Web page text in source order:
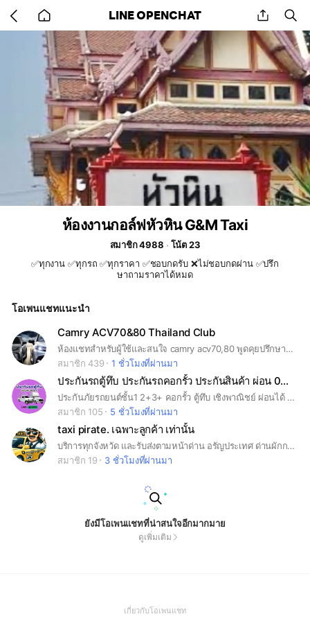
back
to
home
LINE OPENCHAT share
ห้องงานกอล์ฟหัวหิน G&M Taxi
สมาชิก 4988
โน้ต 23
✅ทุกงาน ✅ทุกรถ ✅ทุกราคา ✅ชอบกดรับ ❌ไม่ชอบกดผ่าน ✅ปรึก
ษาถามราคาได้หมด
โอเพนแชทแนะนำ
Camry ACV70&80 Thailand Club
ห้องแชทสำหรับผู้ใช้และสนใจ camry acv70,80 พูดคุยปรึกษาปัญหา และนัดพบปะ
สมาชิก 439
1 ชั่วโมงที่ผ่านมา
ประกันรถตู้ทึบ ประกันรถคอกรั้ว ประกันสินค้า ผ่อน 0% ไม่ใช้บัตร
ประกันภัยรถยนต์ชั้น1 2+3+ คอกรั้ว ตู้ทึบ เชิงพาณิชย์ ผ่อนได้ 10 เดือน ไม่คิดดอกเบี้ย ประกัน2+ ประกันรถ2+ ประกันรถยนต์2+ ประกันรถยนต์ชั้น2+ ประกันรถชั้น2+ ประกันรถตู้ทึบ2+ ประกันรถสองบวก ประกันรถ2พลัส ประกันรถตู้ 2+ ประกันรถ3+ ประกันรถชั้น3 ประกันรถยนต์ชั้น3 ประกันรถเก๋ง ประกันรถรถกระบะ ประกันรถตู้ ผ่อน0% ประกันรถตู้โดยสาร ประกันรถตู้ผ่อนเงินสดไม่ใช้บัตรเครดิต
สมาชิก 105
5 ชั่วโมงที่ผ่านมา
taxi pirate. เฉพาะลูกค้า เท่านั้น
บริการทุกจังหวัด และรับส่งตามหน้าด่าน อรัญประเทศ ด่านผักกาด ด่านช่องจอม ด่านแม่ละเมา ด่านแม่สอด ด่านแม่สาย ด่านสะเดา ด่านเกาะกง ด้านหนองคาย ด่านเจดีย์สามองค์ ด้านสามเหลี่ยมทองคำ ด่านเขาดิน ด่านบ้านแหลม ด่านพรมแดนมุกดาหาร รับสถานที่ท่องเที่ยว พัทยา ภูเก็ต สมุย เชียงใหม่ ชะอำ หัวหิน ประจวบคีรีขันธ์ เกาะช้าง เกาะกูด เกาะสีชัง เกาะเสม็ด เกาะล้าน เกาะพีพี เกาะเต่า ต่างๆ จองด่วน 063302682 LINE 0633302682 รถที่ใช้บริการ รถยนต์ เก๋ง รถยนต์ SUV รถตู้ Service to all provinces and pick up and drop off at the border checkpoints Aranyaprathet, Pakkad checkpoint, Chong Chom checkpoint, Mae Lamao checkpoint, Mae Sot checkpoint, Mae Sai checkpoint, Sadao checkpoint, Koh Kong checkpoint, Nong Khai side, Three Pagoda checkpoint, Golden Triangle side, Khao Din checkpoint, Ban Laem checkpoint, Mukdahan border checkpoint. Receive tourist attractions Pattaya, Phuket, Samui, Chiang Mai, Cha-am, Hua Hin, Prachuap Khiri Khan, Koh Chang, Koh Kood, Koh Sichang, Koh Samet, Koh Larn, Koh Phi Phi, Koh Tao, etc. Book now 0633302682 LINE 0633302682 Vehicles used Cars, Sedan, SUV, Vans
สมาชิก 19
3 ชั่วโมงที่ผ่านมา
ยังมีโอเพนแชทที่น่าสนใจอีกมากมาย
ดูเพิ่มเติม
เกี่ยวกับโอเพนแชท(Open